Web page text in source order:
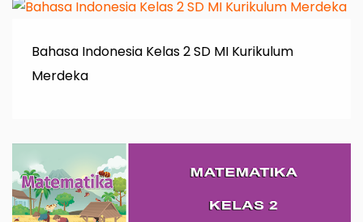
Bahasa Indonesia Kelas 2 SD MI Kurikulum
Merdeka